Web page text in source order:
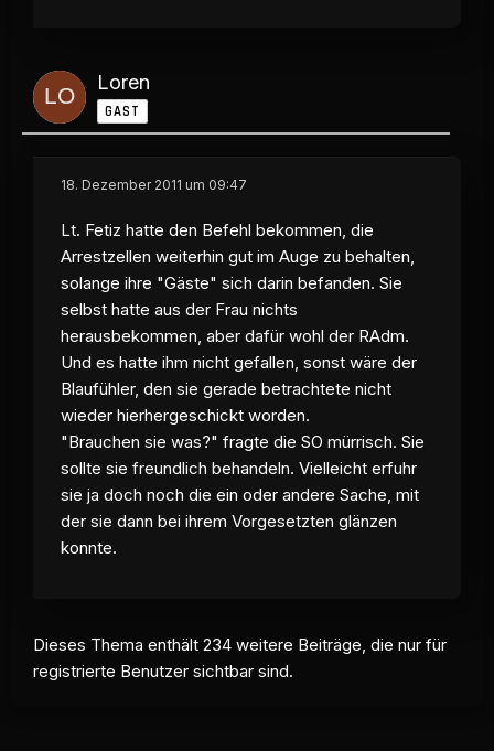
Loren
GAST
18. Dezember 2011 um 09:47
Lt. Fetiz hatte den Befehl bekommen, die
Arrestzellen weiterhin gut im Auge zu behalten,
solange ihre "Gäste" sich darin befanden. Sie
selbst hatte aus der Frau nichts
herausbekommen, aber dafür wohl der RAdm.
Und es hatte ihm nicht gefallen, sonst wäre der
Blaufühler, den sie gerade betrachtete nicht
wieder hierhergeschickt worden.
"Brauchen sie was?" fragte die SO mürrisch. Sie
sollte sie freundlich behandeln. Vielleicht erfuhr
sie ja doch noch die ein oder andere Sache, mit
der sie dann bei ihrem Vorgesetzten glänzen
konnte.
Dieses Thema enthält 234 weitere Beiträge, die nur für
registrierte Benutzer sichtbar sind.